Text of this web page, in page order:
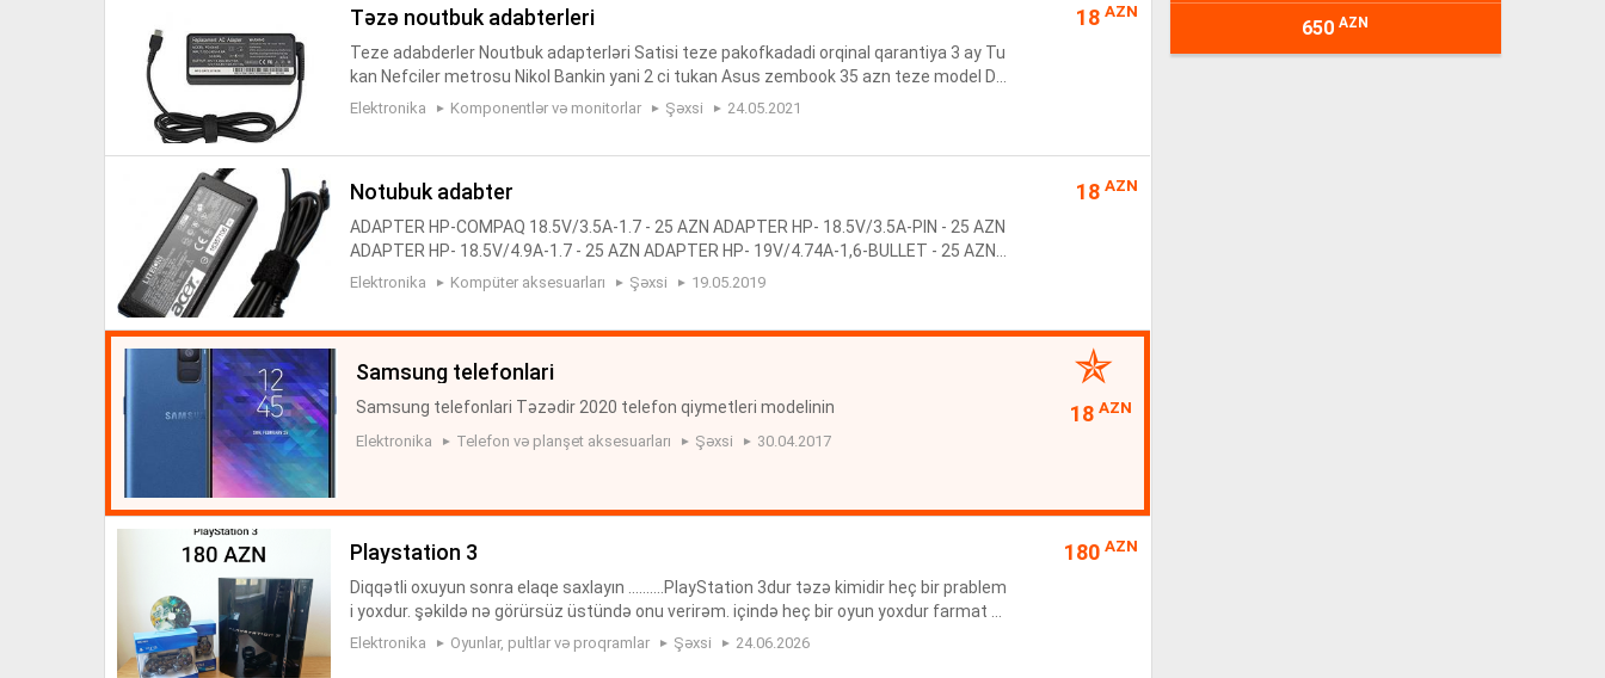
650AZN
təzə noutbuk adabterleri
Teze adabderler Noutbuk adapterləri Satisi teze pakofkadadi orqinal qarantiya 3 ay Tu
kan Nefciler metrosu Nikol Bankin yani 2 ci tukan Asus zembook 35 azn teze model De
ll teze model 45 azn Lenova teze model 50 azn Hp teze modell adapter -45 azn ADAP
Elektronika Komponentlər və monitorlar Şəxsi 24.05.2021
18 AZN
notubuk adabter
ADAPTER HP-COMPAQ 18.5V/3.5A-1.7 - 25 AZN ADAPTER HP- 18.5V/3.5A-PIN - 25 AZN
ADAPTER HP- 18.5V/4.9A-1.7 - 25 AZN ADAPTER HP- 19V/4.74A-1,6-BULLET - 25 AZN
ADAPTER HP- 19V/4.74A-5.0-PIN - 25 AZN ADAPTER HP- 18.5V/4.9A-5.0-PIN - 25 AZN A
Elektronika Kompüter aksesuarları Şəxsi 19.05.2019
18 AZN
samsung telefonlari
Samsung telefonlari Təzədir 2020 telefon qiymetleri modelinin
Elektronika Telefon və planşet aksesuarları Şəxsi 30.04.2017
18 AZN
playstation 3
Diqqətli oxuyun sonra elaqe saxlayın ..........PlayStation 3dur təzə kimidir heç bir prablem
i yoxdur. şəkildə nə görürsüz üstündə onu verirəm. içində heç bir oyun yoxdur farmat v
ermişəm alan adam özü istəyə uyğun oyun gedib yaza bilər disk alıb oynay...
Elektronika Oyunlar, pultlar və proqramlar Şəxsi 24.06.2026
180 AZN